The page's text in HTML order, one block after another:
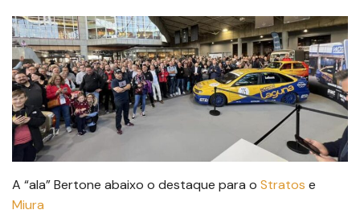
A “ala” Bertone abaixo o destaque para o Stratos e
Miura